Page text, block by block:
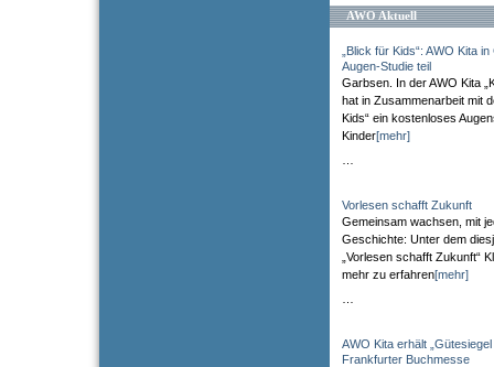
AWO Aktuell
„Blick für Kids“: AWO Kita
Augen-Studie teil
Garbsen. In der AWO Kita
hat in Zusammenarbeit mit
Kids“ ein kostenloses
Kinder[mehr]
Vorlesen schafft Zukunft
Gemeinsam wachsen, mit
Geschichte: Unter dem
„Vorlesen schafft Zukunft“
mehr zu erfahren[mehr]
AWO Kita erhält
Frankfurter Buchmesse